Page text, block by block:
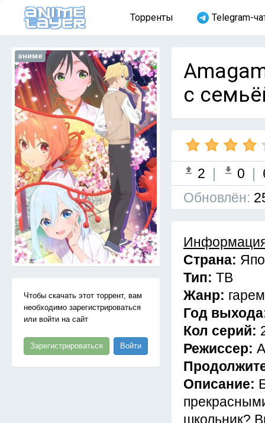
Торренты Telegram-
аниме
Чтобы скачать этот торрент, вам
необходимо зарегистрироваться
или войти на сайт
Зарегистрироваться Войти
с
2 | 0 |
Обновлён:
Страна:
Тип: ТВ
Жанр:
Год
Кол серий:
Режиссер:
Описание:
школьник?